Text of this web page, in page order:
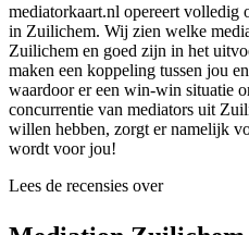
mediatorkaart.nl opereert volledig
in Zuilichem. Wij zien welke
Zuilichem en goed zijn in het
maken een koppeling tussen jou
waardoor er een win-win situatie
concurrentie van mediators uit
willen hebben, zorgt er namelijk
wordt voor jou!
Lees de recensies over